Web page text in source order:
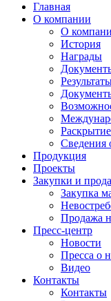
Главная
О компании
О
История
Награды
Сведения
Продукция
Проекты
Закупки и
Закупка
Продажа
Пресс-центр
Новости
Пресса о
Видео
Контакты
Контакты